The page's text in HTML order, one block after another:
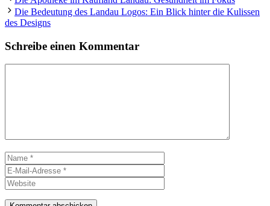
Die Bedeutung des Landau Logos: Ein Blick hinter die Kulissen
des Designs
Schreibe einen Kommentar
Name
Mail-
Adresse